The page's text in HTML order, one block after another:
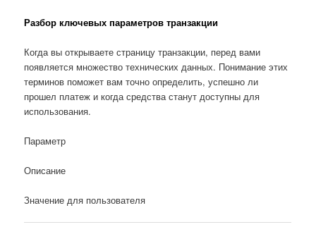
Разбор ключевых параметров транзакции
Когда вы открываете страницу транзакции, перед вами
появляется множество технических данных. Понимание этих
терминов поможет вам точно определить, успешно ли
прошел платеж и когда средства станут доступны для
использования.
Параметр
Описание
Значение для пользователя